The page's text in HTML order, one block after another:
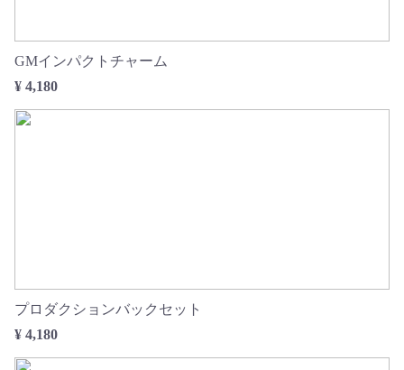
GMインパクトチャーム
¥ 4,180
プロダクションバックセット
¥ 4,180